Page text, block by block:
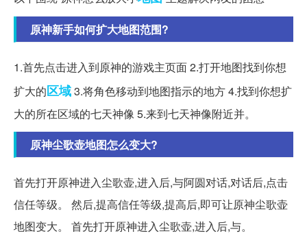
原神新手如何扩大地图范围?
1.首先点击进入到原神的游戏主页面 2.打开地图找到你想
扩大的区域3.将角色移动到地图指示的地方 4.找到你想扩
大的所在区域的七天神像 5.来到七天神像附近并。
原神尘歌壶地图怎么变大?
首先打开原神进入尘歌壶,进入后,与阿圆对话,对话后,点击
信任等级。 然后,提高信任等级,提高后,即可让原神尘歌壶
地图变大。 首先打开原神进入尘歌壶,进入后,与。